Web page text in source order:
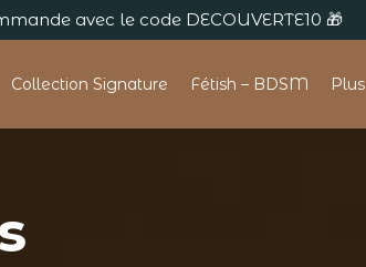
avec le code DECOUVERTE10 🎁
Collection Signature Fétish – BDSM Plus